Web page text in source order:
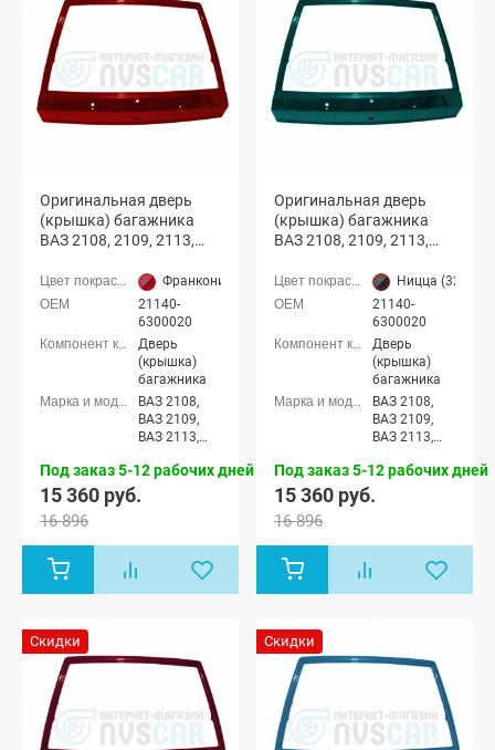
Оригинальная дверь
(крышка) багажника
ВАЗ 2108, 2109, 2113,
(Франкония 105)Франкония (105 темно-вишнево-малиновый)
21140-
6300020
Дверь
(крышка)
багажника
ВАЗ 2108,
ВАЗ 2109,
ВАЗ 2113,
Под заказ 5-12 рабочих дней
15 360 руб.
16 896
Оригинальная дверь
(крышка) багажника
ВАЗ 2108, 2109, 2113,
(Ницца 328)
Ницца (328
21140-
6300020
Дверь
(крышка)
багажника
ВАЗ 2108,
ВАЗ 2109,
ВАЗ 2113,
Под заказ 5-12 рабочих дней
15 360 руб.
16 896
Скидки Скидки